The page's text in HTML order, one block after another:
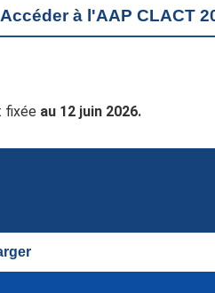
Accéder à l'AAP CLACT
fixée au 12 juin 2026.